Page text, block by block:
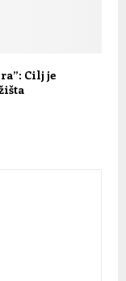
Cilj je